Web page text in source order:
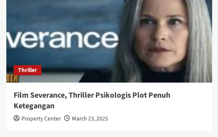
Thriller
Film Severance, Thriller Psikologis Plot Penuh
Ketegangan
Property Center March 23, 2025